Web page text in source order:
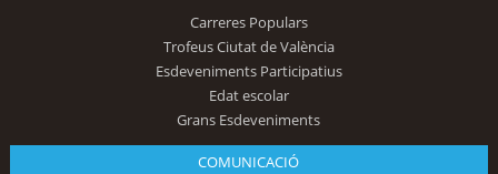
Carreres Populars
Trofeus Ciutat de València
Esdeveniments Participatius
Edat escolar
Grans Esdeveniments
COMUNICACIÓ